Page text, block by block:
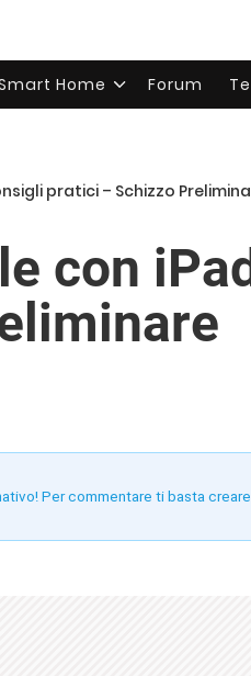
Home Forum
pratici – Schizzo
con
Per commentare ti basta